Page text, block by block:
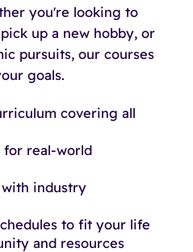
you're looking to
up a new hobby, or
pursuits, our courses
goals.
covering all
for real-world
industry
to fit your life
and resources